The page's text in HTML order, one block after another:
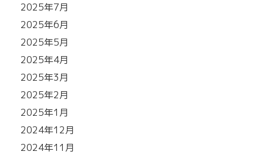
2025年7月
2025年6月
2025年5月
2025年4月
2025年3月
2025年2月
2025年1月
2024年12月
2024年11月